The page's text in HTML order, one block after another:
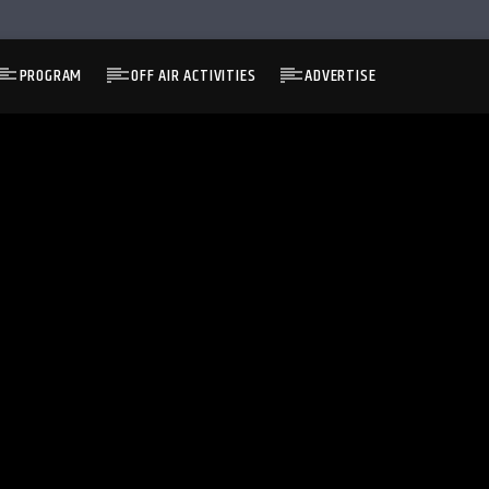
PROGRAM OFF AIR ACTIVITIES ADVERTISE